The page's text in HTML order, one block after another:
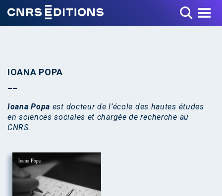
Toggle Menu
IOANA POPA
Ioana Popa est docteur de l’école des hautes études
en sciences sociales et chargée de recherche au
CNRS.